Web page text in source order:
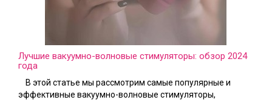
Лучшие вакуумно-волновые стимуляторы: обзор 2024
года
В этой статье мы рассмотрим самые популярные и
эффективные вакуумно-волновые стимуляторы,